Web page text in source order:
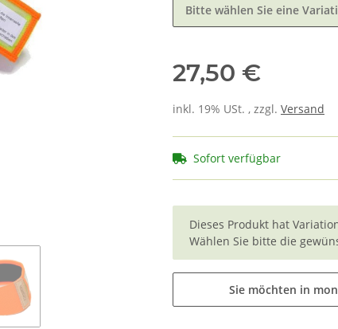
Bitte wählen Sie eine
27,50 €
inkl. 19% USt. , zzgl. Versand
Sofort verfügbar
x
Dieses Produkt hat
Wählen Sie bitte die
Sie möchten in